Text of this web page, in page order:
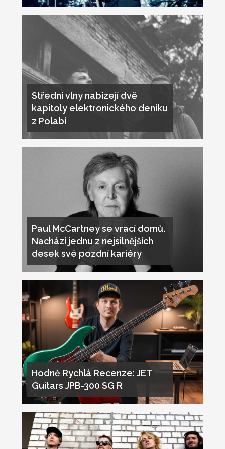
Střední vlny nabízejí dvě
kapitoly elektronického deníku
z Polabí
Paul McCartney se vrací domů.
Nachází jednu z nejsilnějších
desek své pozdní kariéry
Hodně Rychlá Recenze: JET
Guitars JPB-300 SG R